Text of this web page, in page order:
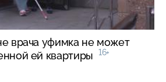
врача уфимка не может
ей квартиры
16+